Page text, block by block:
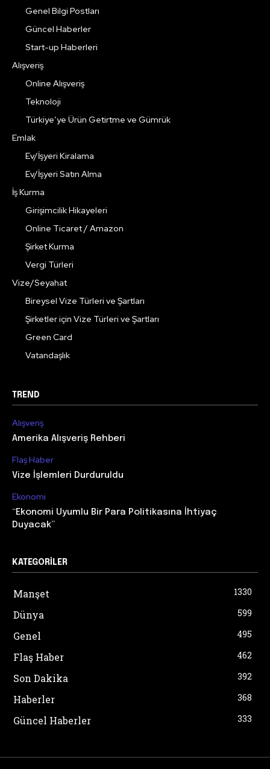
Genel Bilgi Postları
Güncel Haberler
Start-up Haberleri
Alışveriş
Online Alışveriş
Teknoloji
Türkiye’ye Ürün Getirtme ve Gümrük
Emlak
Ev/İşyeri Kiralama
Ev/İşyeri Satın Alma
İş Kurma
Girişimcilik Hikayeleri
Online Ticaret / Amazon
Şirket Kurma
Vergi Türleri
Vize/Seyahat
Bireysel Vize Türleri ve Şartları
Şirketler için Vize Türleri ve Şartları
Green Card
Vatandaşlık
TREND
Alışveriş
Amerika Alışveriş Rehberi
Flaş Haber
Vize İşlemleri Durduruldu
Ekonomi
“Ekonomi Uyumlu Bir Para Politikasına İhtiyaç
Duyacak”
KATEGORILER
Manşet 1330
Dünya 599
Genel 495
Flaş Haber 462
Son Dakika 392
Haberler 368
Güncel Haberler 333